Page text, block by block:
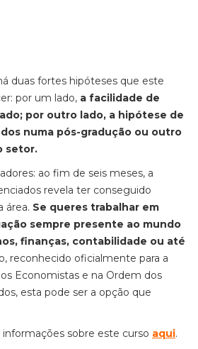
duas fortes hipóteses que este
por um lado, a facilidade de
por outro lado, a hipótese de
numa pós-gradução ou outro
setor.
ao fim de seis meses, a
revela ter conseguido
área. Se queres trabalhar em
sempre presente ao mundo
finanças, contabilidade ou até
reconhecido oficialmente para a
Economistas e na Ordem dos
esta pode ser a opção que
sobre este curso aqui.